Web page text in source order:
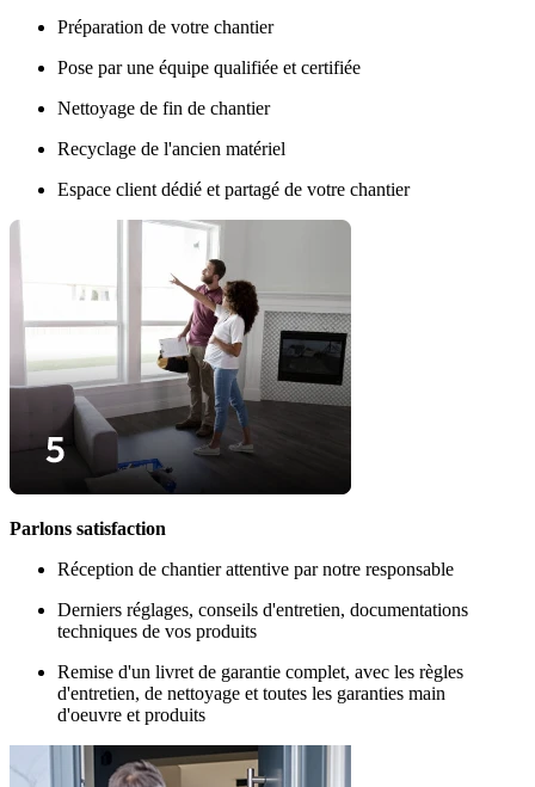
Préparation de votre chantier
Pose par une équipe qualifiée et certifiée
Nettoyage de fin de chantier
Recyclage de l'ancien matériel
Espace client dédié et partagé de votre chantier
Parlons satisfaction
Réception de chantier attentive par notre responsable
Derniers réglages, conseils d'entretien, documentations
techniques de vos produits
Remise d'un livret de garantie complet, avec les règles
d'entretien, de nettoyage et toutes les garanties main
d'oeuvre et produits